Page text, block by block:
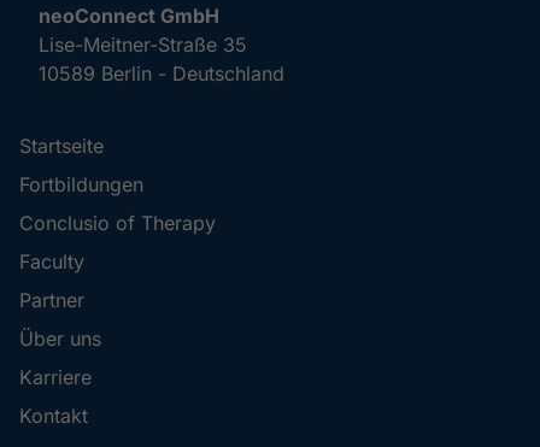
neoConnect GmbH
Lise-Meitner-Straße 35
10589 Berlin - Deutschland
Startseite
Fortbildungen
Conclusio of Therapy
Faculty
Partner
Über uns
Karriere
Kontakt